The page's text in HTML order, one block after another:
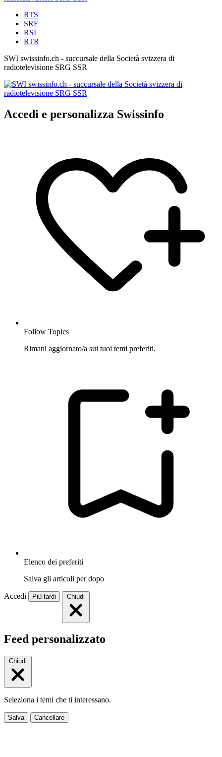
RTS
SRF
RSI
RTR
SWI swissinfo.ch - succursale della Società svizzera di
radiotelevisione SRG SSR
Accedi e personalizza Swissinfo
Follow Topics
Rimani aggiornato/a sui tuoi temi preferiti.
Elenco dei preferiti
Salva gli articoli per dopo
Accedi Più tardi Chiudi
Feed personalizzato
Chiudi
Seleziona i temi che ti interessano.
Salva Cancellare